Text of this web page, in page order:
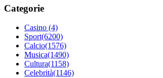
Categorie
Casino (4)
Sport(6200)
Calcio(1576)
Musica(1490)
Cultura(1158)
Celebrità(1146)